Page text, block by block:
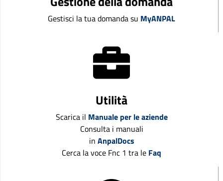
Gestisci la tua domanda su MyANPAL
Utilità
Scarica il Manuale per le aziende
Consulta i manuali
in AnpalDocs
Cerca la voce Fnc 1 tra le Faq